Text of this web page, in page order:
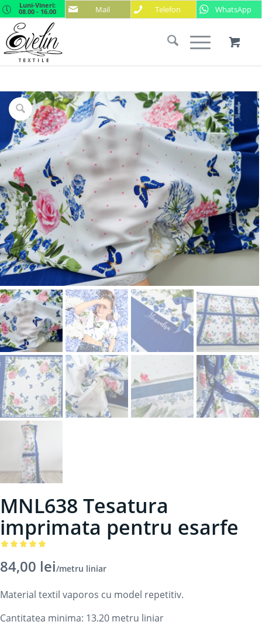
Mail Telefon WhatsApp
Luni-Vineri:
08.00 - 16.00
MNL638 Tesatura
imprimata pentru esarfe
5.00din 5
unei
singure
84,00 lei/metru liniar
Material textil vaporos cu model repetitiv.
Cantitatea minima: 13.20 metru liniar